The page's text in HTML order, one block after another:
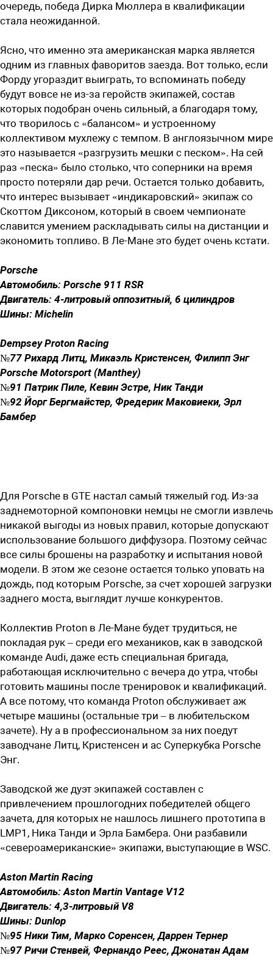
очередь, победа Дирка Мюллера в квалификации
стала неожиданной.
Ясно, что именно эта американская марка является
одним из главных фаворитов заезда. Вот только, если
Форду угораздит выиграть, то вспоминать победу
будут вовсе не из-за геройств экипажей, состав
которых подобран очень сильный, а благодаря тому,
что творилось с «балансом» и устроенному
коллективом мухлежу с темпом. В англоязычном мире
это называется «разгрузить мешки с песком». На сей
раз «песка» было столько, что соперники на время
просто потеряли дар речи. Остается только добавить,
что интерес вызывает «индикаровский» экипаж со
Скоттом Диксоном, который в своем чемпионате
славится умением раскладывать силы на дистанции и
экономить топливо. В Ле-Мане это будет очень кстати.
Porsche
Автомобиль: Porsche 911 RSR
Двигатель: 4-литровый оппозитный, 6 цилиндров
Шины: Michelin
Dempsey Proton Racing
№77 Рихард Литц, Микаэль Кристенсен, Филипп Энг
Porsche Motorsport (Manthey)
№91 Патрик Пиле, Кевин Эстре, Ник Танди
№92 Йорг Бергмайстер, Фредерик Маковиеки, Эрл
Бамбер
Для Porsche в GTE настал самый тяжелый год. Из-за
заднемоторной компоновки немцы не смогли извлечь
никакой выгоды из новых правил, которые допускают
использование большого диффузора. Поэтому сейчас
все силы брошены на разработку и испытания новой
модели. В этом же сезоне остается только уповать на
дождь, под которым Porsche, за счет хорошей загрузки
заднего моста, выглядит лучше конкурентов.
Коллектив Proton в Ле-Мане будет трудиться, не
покладая рук – среди его механиков, как в заводской
команде Audi, даже есть специальная бригада,
работающая исключительно с вечера до утра, чтобы
готовить машины после тренировок и квалификаций.
А все потому, что команда Proton обслуживает аж
четыре машины (остальные три – в любительском
зачете). Ну а в профессиональном за них поедут
заводчане Литц, Кристенсен и ас Суперкубка Porsche
Энг.
Заводской же дуэт экипажей составлен с
привлечением прошлогодних победителей общего
зачета, для которых не нашлось лишнего прототипа в
LMP1, Ника Танди и Эрла Бамбера. Они разбавили
«североамериканские» экипажи, выступающие в WSC.
Aston Martin Racing
Автомобиль: Aston Martin Vantage V12
Двигатель: 4,3-литровый V8
Шины: Dunlop
№95 Ники Тим, Марко Соренсен, Даррен Тернер
№97 Ричи Стенвей, Фернандо Реес, Джонатан Адам